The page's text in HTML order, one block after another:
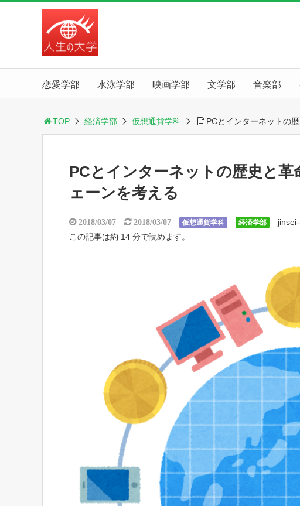
恋愛学部 水泳学部 映画学部 文学部 音楽部
TOP 経済学部 仮想通貨学科 PCとインターネットの
PCとインターネットの歴史と
ェーンを考える
2018/03/07 2018/03/07 仮想通貨学科 経済学部
この記事は約 14 分で読めます。